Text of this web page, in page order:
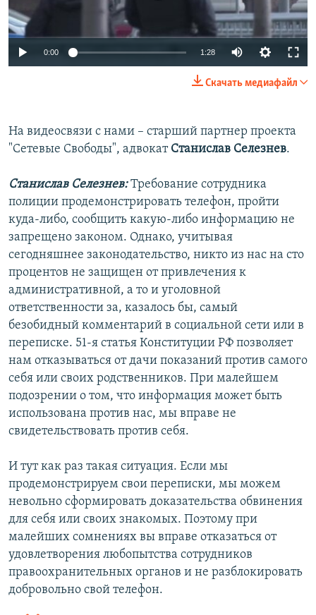
720p 1080p
0:00 1:28
720p
Скачать медиафайл
На видеосвязи с нами – старший партнер проекта
"Сетевые Свободы", адвокат Станислав Селезнев.
Станислав Селезнев:Требование сотрудника
полиции продемонстрировать телефон, пройти
куда-либо, сообщить какую-либо информацию не
запрещено законом. Однако, учитывая
сегодняшнее законодательство, никто из нас на сто
процентов не защищен от привлечения к
административной, а то и уголовной
ответственности за, казалось бы, самый
безобидный комментарий в социальной сети или в
переписке. 51-я статья Конституции РФ позволяет
нам отказываться от дачи показаний против самого
себя или своих родственников. При малейшем
подозрении о том, что информация может быть
использована против нас, мы вправе не
свидетельствовать против себя.
И тут как раз такая ситуация. Если мы
продемонстрируем свои переписки, мы можем
невольно сформировать доказательства обвинения
для себя или своих знакомых. Поэтому при
малейших сомнениях вы вправе отказаться от
удовлетворения любопытства сотрудников
правоохранительных органов и не разблокировать
добровольно свой телефон.